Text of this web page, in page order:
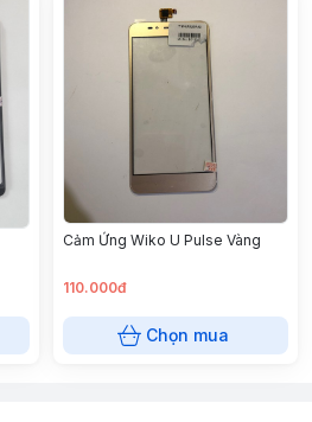
Cảm Ứng Wiko U Pulse Vàng
110.000đ
Chọn mua